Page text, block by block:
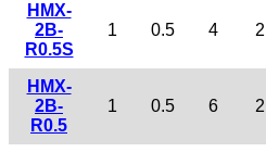
HMX-
2B-
R0.5S
1 0.5 4 2
HMX-
2B-
R0.5
1 0.5 6 2